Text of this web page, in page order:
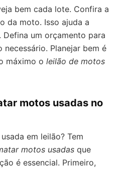
bem cada lote. Confira a
da moto. Isso ajuda a
um orçamento para
Planejar bem é
máximo o leilão de motos
motos usadas no
em leilão? Tem
motos usadas que
é essencial. Primeiro,